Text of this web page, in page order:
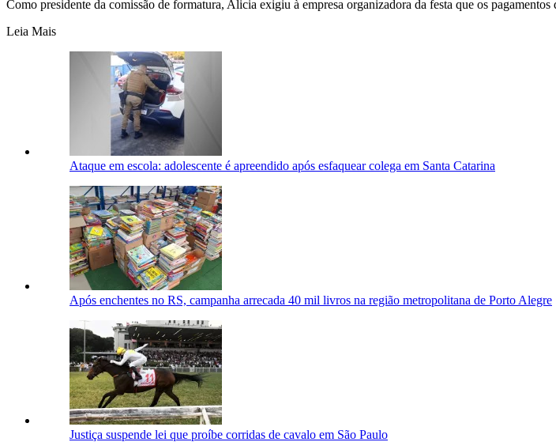
Como presidente da comissão de formatura, Alicia exigiu à empresa organizadora da festa que os
Leia Mais
Ataque em escola: adolescente é apreendido após esfaquear colega em Santa Catarina
Após enchentes no RS, campanha arrecada 40 mil livros na região metropolitana de Porto Alegre
Justiça suspende lei que proíbe corridas de cavalo em São Paulo